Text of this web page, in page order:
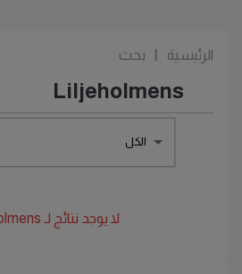
الرئيسية بحث
الكل
لا يوجد نتائج لـ